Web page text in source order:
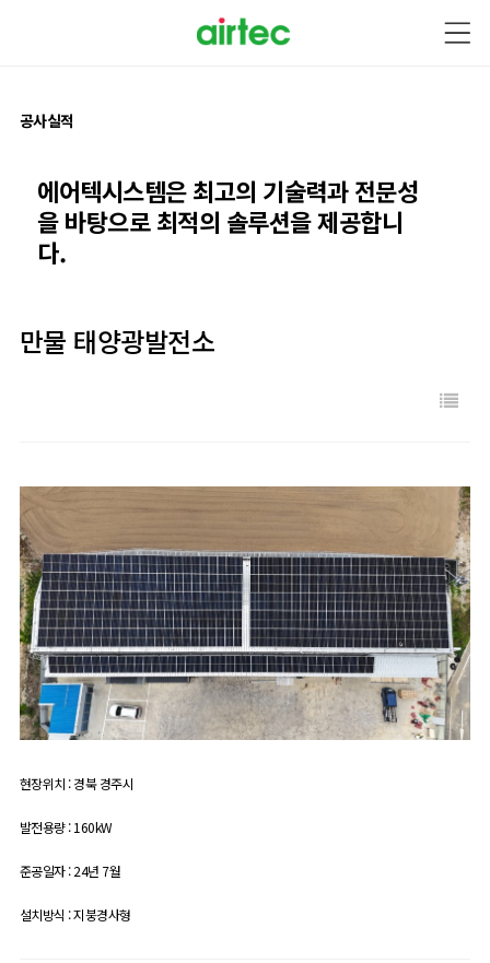
공사실적
에어텍시스템은 최고의 기술력과전문성
을 바탕으로최적의 솔루션을 제공합니
다.
만물 태양광발전소
현장위치 : 경북 경주시
발전용량 : 160kW
준공일자 : 24년 7월
설치방식 : 지붕경사형